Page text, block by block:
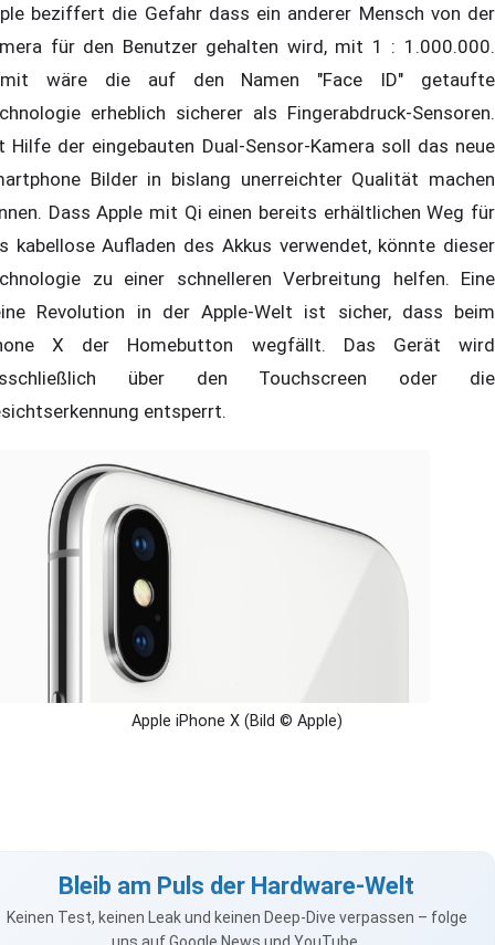
beziffert die Gefahr dass ein anderer Mensch von der
für den Benutzer gehalten wird, mit 1 : 1.000.000.
wäre die auf den Namen "Face ID" getaufte
erheblich sicherer als Fingerabdruck-Sensoren.
Hilfe der eingebauten Dual-Sensor-Kamera soll das neue
Bilder in bislang unerreichter Qualität machen
Dass Apple mit Qi einen bereits erhältlichen Weg für
kabellose Aufladen des Akkus verwendet, könnte dieser
zu einer schnelleren Verbreitung helfen. Eine
Revolution in der Apple-Welt ist sicher, dass beim
X der Homebutton wegfällt. Das Gerät wird
über den Touchscreen oder die
entsperrt.
Apple iPhone X (Bild © Apple)
Bleib am Puls der Hardware-Welt
Keinen Test, keinen Leak und keinen Deep-Dive verpassen – folge